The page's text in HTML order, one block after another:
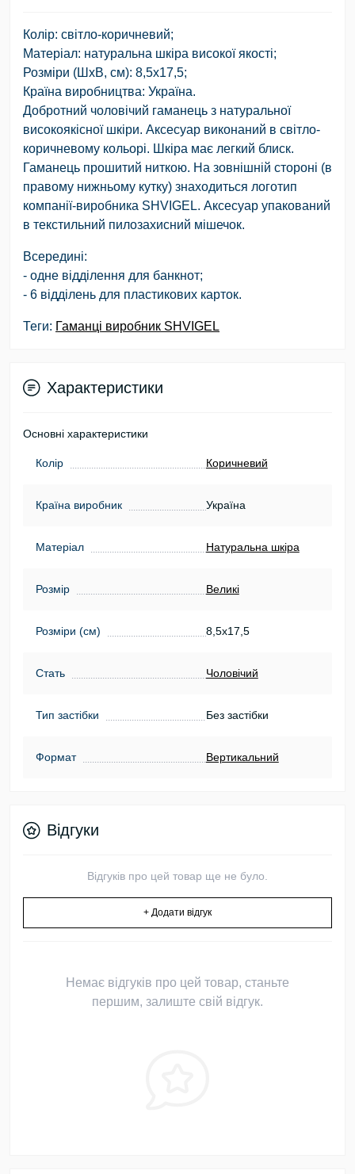
Колір: світло-коричневий;
Матеріал: натуральна шкіра високої якості;
Розміри (ШхВ, см): 8,5х17,5;
Країна виробництва: Україна.
Добротний чоловічий гаманець з натуральної
високоякісної шкіри. Аксесуар виконаний в світло-
коричневому кольорі. Шкіра має легкий блиск.
Гаманець прошитий ниткою. На зовнішній стороні (в
правому нижньому кутку) знаходиться логотип
компанії-виробника SHVIGEL. Аксесуар упакований
в текстильний пилозахисний мішечок.
Всередині:
- одне відділення для банкнот;
- 6 відділень для пластикових карток.
Теги: Гаманці виробник SHVIGEL
Характеристики
Основні характеристики
Колір Коричневий
Країна виробник Україна
Матеріал Натуральна шкіра
Розмір Великі
Розміри (см) 8,5х17,5
Стать Чоловічий
Тип застібки Без застібки
Формат Вертикальний
Відгуки
Відгуків про цей товар ще не було.
+ Додати відгук
Немає відгуків про цей товар, станьте
першим, залиште свій відгук.